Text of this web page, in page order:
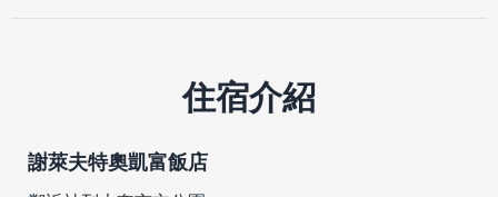
住宿介紹
謝萊夫特奧凱富飯店